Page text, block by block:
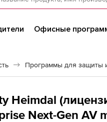
Офисные
Программы для защиты
Heimdal
Next-Gen AV